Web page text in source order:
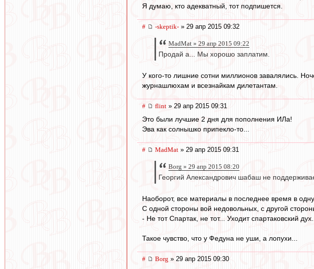
Я думаю, кто адекватный, тот подпишется.
# -skeptik- » 29 апр 2015 09:32
MadMat » 29 апр 2015 09:22
Продай а... Мы хорошо заплатим.
У кого-то лишние сотни миллионов завалялись.
журнашлюхам и всезнайкам дилетантам.
# flint » 29 апр 2015 09:31
Это были лучшие 2 дня для пополнения ИЛа!
Эва как солнышко припекло-то...
# MadMat » 29 апр 2015 09:31
Borg » 29 апр 2015 08:20
Георгий Александрович шабаш не
Наоборот, все материалы в последнее время в одну
С одной стороны вой недовольных, с другой
- Не тот Спартак, не тот... Уходит спартаковский
Такое чувство, что у Федуна не уши, а лопухи...
# Borg » 29 апр 2015 09:30